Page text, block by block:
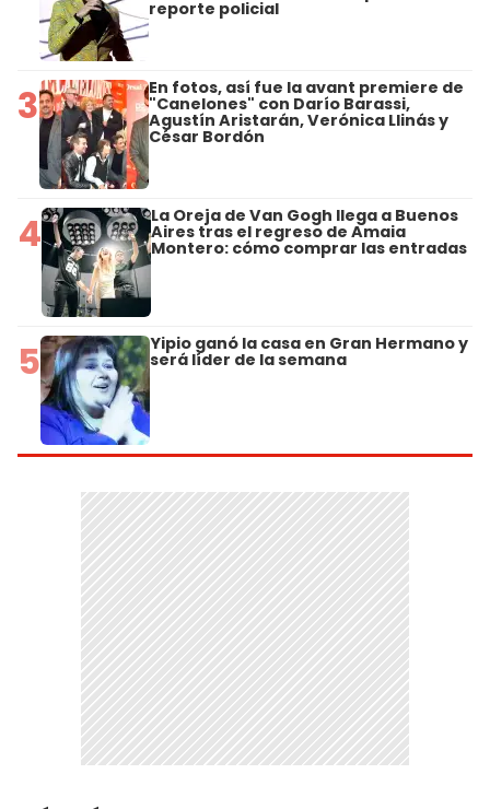
reporte policial
3 En fotos, así fue la avant premiere de
"Canelones" con Darío Barassi,
Agustín Aristarán, Verónica Llinás y
César Bordón
4 La Oreja de Van Gogh llega a Buenos
Aires tras el regreso de Amaia
Montero: cómo comprar las entradas
5 Yipio ganó la casa en Gran Hermano y
será líder de la semana